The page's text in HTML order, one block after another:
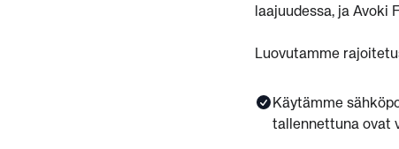
laajuudessa, ja
Luovutamme
Käytämme
tallennettuna ovat